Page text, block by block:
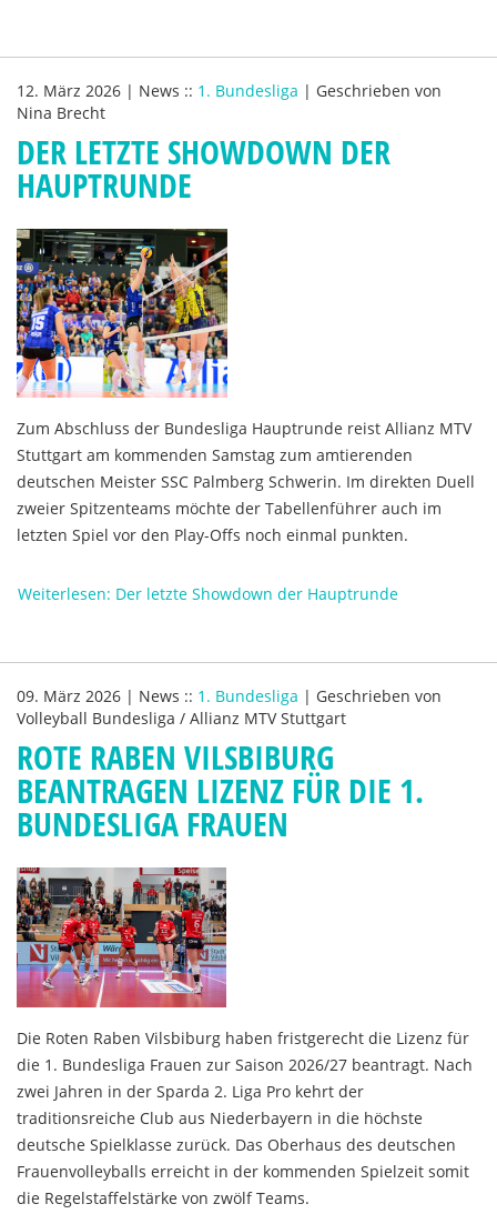
12. März 2026 | News :: 1. Bundesliga | Geschrieben von
Nina Brecht
DER LETZTE SHOWDOWN DER
HAUPTRUNDE
Zum Abschluss der Bundesliga Hauptrunde reist Allianz MTV
Stuttgart am kommenden Samstag zum amtierenden
deutschen Meister SSC Palmberg Schwerin. Im direkten Duell
zweier Spitzenteams möchte der Tabellenführer auch im
letzten Spiel vor den Play-Offs noch einmal punkten.
Weiterlesen: Der letzte Showdown der Hauptrunde
09. März 2026 | News :: 1. Bundesliga | Geschrieben von
Volleyball Bundesliga / Allianz MTV Stuttgart
ROTE RABEN VILSBIBURG
BEANTRAGEN LIZENZ FÜR DIE 1.
BUNDESLIGA FRAUEN
Die Roten Raben Vilsbiburg haben fristgerecht die Lizenz für
die 1. Bundesliga Frauen zur Saison 2026/27 beantragt. Nach
zwei Jahren in der Sparda 2. Liga Pro kehrt der
traditionsreiche Club aus Niederbayern in die höchste
deutsche Spielklasse zurück. Das Oberhaus des deutschen
Frauenvolleyballs erreicht in der kommenden Spielzeit somit
die Regelstaffelstärke von zwölf Teams.